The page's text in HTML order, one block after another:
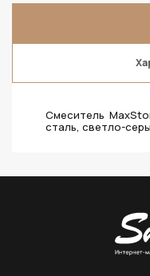
Смеситель
сталь, светло-